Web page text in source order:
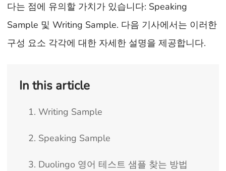
다는 점에 유의할 가치가 있습니다: Speaking
Sample 및 Writing Sample. 다음 기사에서는 이러한
구성 요소 각각에 대한 자세한 설명을 제공합니다.
In this article
1. Writing Sample
2. Speaking Sample
3. Duolingo 영어 테스트 샘플 찾는 방법